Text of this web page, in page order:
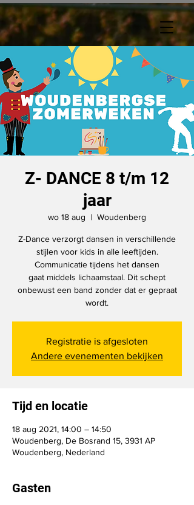
Z- DANCE 8 t/m 12
jaar
wo 18 aug
  |
Woudenberg
Z-Dance verzorgt dansen in verschillende
stijlen voor kids in alle leeftijden.
Communicatie tijdens het dansen
gaat middels lichaamstaal. Dit schept
onbewust een band zonder dat er gepraat
wordt.
Registratie is afgesloten
Andere evenementen bekijken
Tijd en locatie
18 aug 2021, 14:00 – 14:50
Woudenberg, De Bosrand 15, 3931 AP
Woudenberg, Nederland
Gasten